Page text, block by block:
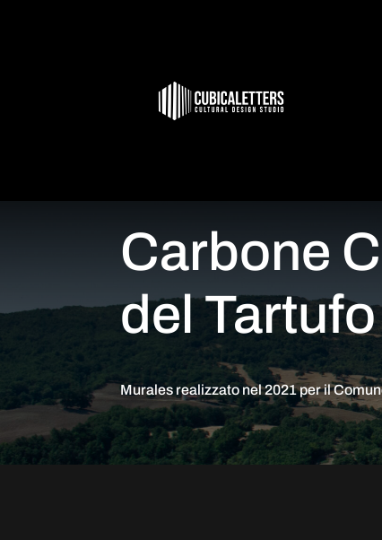
Carbone
del Tartufo
Murales realizzato nel 2021 per il